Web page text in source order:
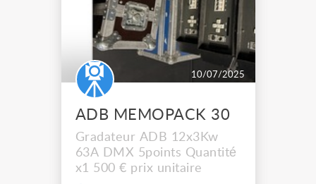
XLR5 avec isolati...
10/07/2025
ADB MEMOPACK 30
Gradateur ADB 12x3Kw
63A DMX 5points Quantité
x1 500 € prix unitaire